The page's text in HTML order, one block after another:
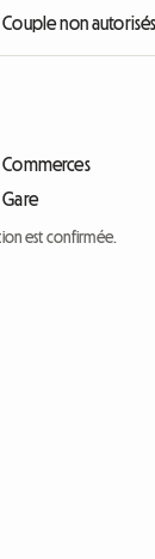
Couple non autorisés
Commerces
Gare
est confirmée.